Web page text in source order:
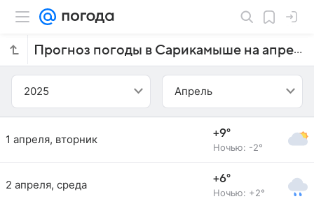
Прогноз погоды в Сарикамыше на апрель 2025 года
2025 Апрель
1 апреля, вторник +9°
Ночью: -2°
2 апреля, среда +6°
Ночью: +2°